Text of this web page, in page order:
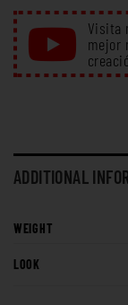
Visita
mejor
ADDITIONAL
WEIGHT
LOOK